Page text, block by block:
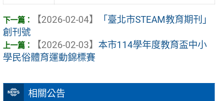
相關公告
【2026-02-04】
「臺北市STEAM教育期刊」
創刊號
【2026-02-03】 本市114學年度教育盃中小
學民俗體育運動錦標賽